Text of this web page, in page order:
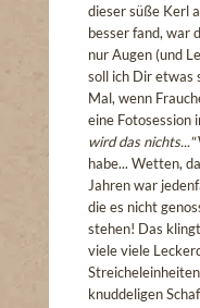
dieser süße Kerl
besser fand, war
nur Augen (und
soll ich Dir etwas
Mal, wenn
eine Fotosession
wird das nichts..."
habe... Wetten,
Jahren war
die es nicht
stehen! Das
viele viele
knuddeligen